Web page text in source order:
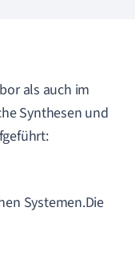
als auch im
Synthesen und
Systemen.Die